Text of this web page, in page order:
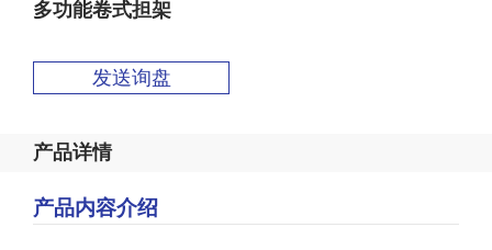
多功能卷式担架
发送询盘
产品详情
产品内容介绍